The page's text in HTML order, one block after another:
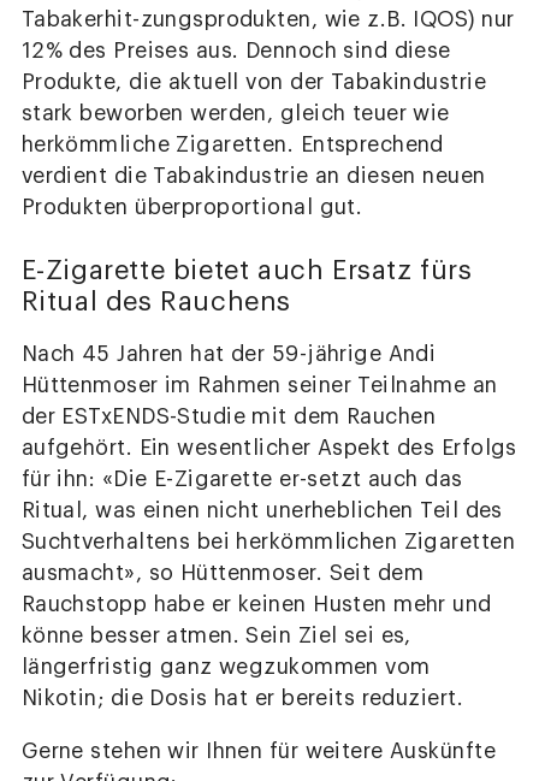
Tabakerhit-zungsprodukten, wie z.B. IQOS) nur
12% des Preises aus. Dennoch sind diese
Produkte, die aktuell von der Tabakindustrie
stark beworben werden, gleich teuer wie
herkömmliche Zigaretten. Entsprechend
verdient die Tabakindustrie an diesen neuen
Produkten überproportional gut.
E-Zigarette bietet auch Ersatz fürs
Ritual des Rauchens
Nach 45 Jahren hat der 59-jährige Andi
Hüttenmoser im Rahmen seiner Teilnahme an
der ESTxENDS-Studie mit dem Rauchen
aufgehört. Ein wesentlicher Aspekt des Erfolgs
für ihn: «Die E-Zigarette er-setzt auch das
Ritual, was einen nicht unerheblichen Teil des
Suchtverhaltens bei herkömmlichen Zigaretten
ausmacht», so Hüttenmoser. Seit dem
Rauchstopp habe er keinen Husten mehr und
könne besser atmen. Sein Ziel sei es,
längerfristig ganz wegzukommen vom
Nikotin; die Dosis hat er bereits reduziert.
Gerne stehen wir Ihnen für weitere Auskünfte